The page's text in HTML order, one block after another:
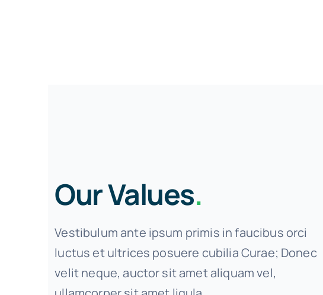
Our Values.
Vestibulum ante ipsum primis in faucibus orci
luctus et ultrices posuere cubilia Curae; Donec
velit neque, auctor sit amet aliquam vel,